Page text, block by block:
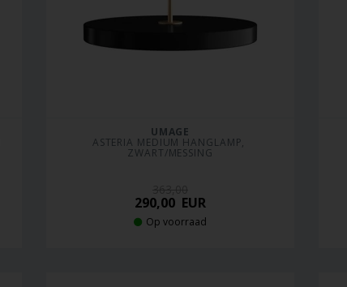
UMAGE
ASTERIA MEDIUM HANGLAMP,
ZWART/MESSING
290,00 EUR
Op voorraad